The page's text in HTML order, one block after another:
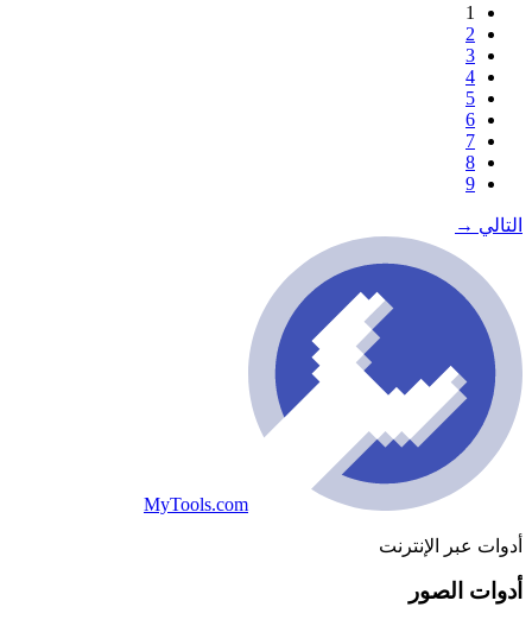
1
2
3
4
5
6
7
8
9
التالي →
MyTools.com
أدوات عبر الإنترنت
أدوات الصور